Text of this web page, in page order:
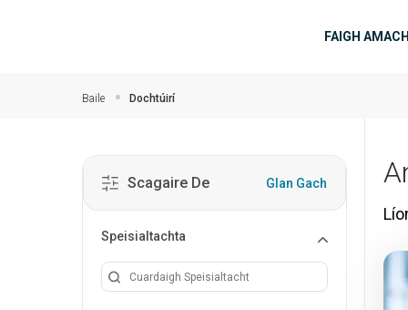
FAIGH
Baile Dochtúirí
Scagaire De Glan Gach
Speisialtachta